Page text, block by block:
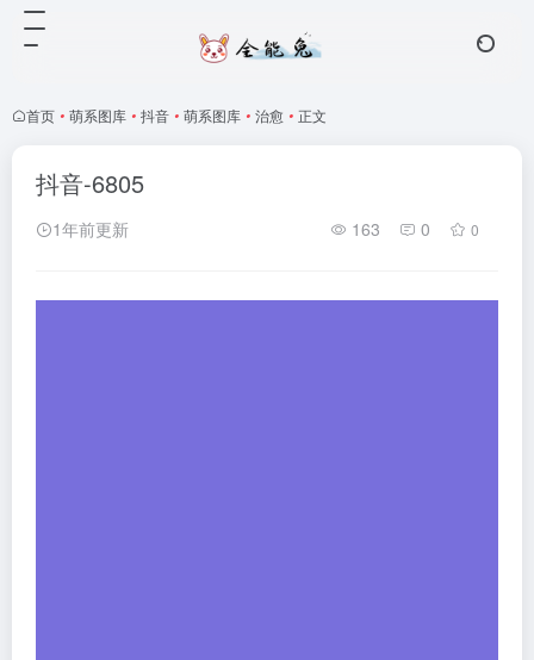
首页 • 萌系图库 • 抖音 • 萌系图库 • 治愈 • 正文
抖音-6805
1年前更新 163 0 0